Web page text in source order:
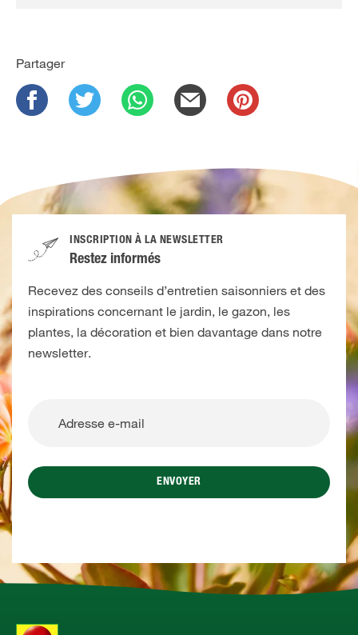
Partager
INSCRIPTION À LA NEWSLETTER
Restez informés
Recevez des conseils d’entretien saisonniers et des
inspirations concernant le jardin, le gazon, les
plantes, la décoration et bien davantage dans notre
newsletter.
ENVOYER